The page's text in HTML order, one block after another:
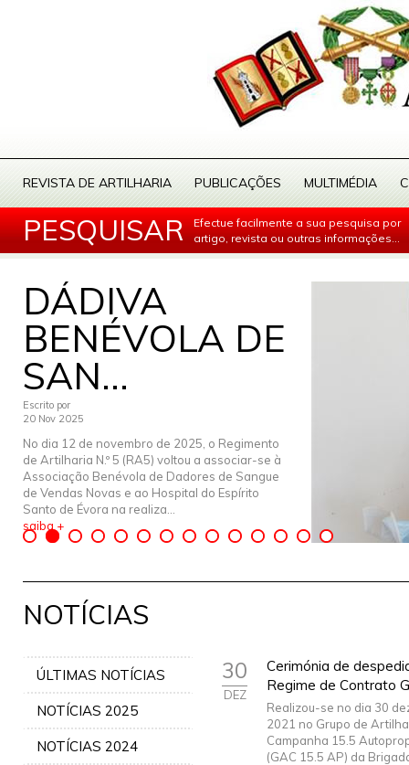
REVISTA DE ARTILHARIA PUBLICAÇÕES MULTIMÉDIA
PESQUISAR
Efectue facilmente a sua pesquisa por
artigo, revista ou outras informações...
DÁDIVA
BENÉVOLA DE
SAN...
Escrito por
20 Nov 2025
No dia 12 de novembro de 2025, o Regimento
de Artilharia N.º 5 (RA5) voltou a associar-se à
Associação Benévola de Dadores de Sangue
de Vendas Novas e ao Hospital do Espírito
Santo de Évora na realiza...
saiba +
NOTÍCIAS
ÚLTIMAS NOTÍCIAS
NOTÍCIAS 2025
NOTÍCIAS 2024
30
DEZ
Cerimónia de
Regime de Contrato
Realizou-se no dia 30
2021 no Grupo de
Campanha 15.5
(GAC 15.5 AP) da